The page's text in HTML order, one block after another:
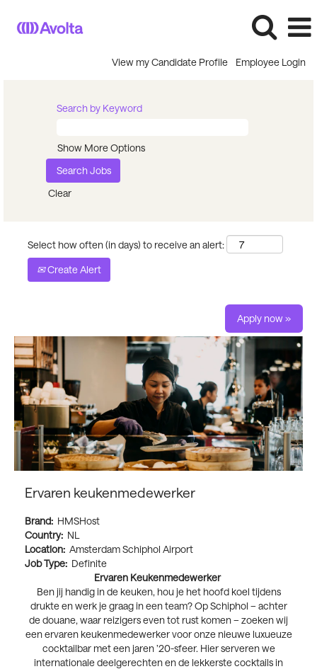
View my Candidate Profile Employee Login
Search by Keyword
Show More Options
Clear
Select how often (in days) to receive an alert:
Create Alert
Apply now »
Ervaren keukenmedewerker
Brand: HMSHost
Country: NL
Location: Amsterdam Schiphol Airport
Job Type: Definite
Ervaren Keukenmedewerker
Ben jij handig in de keuken, hou je het hoofd koel tijdens
drukte en werk je graag in een team? Op Schiphol – achter
de douane, waar reizigers even tot rust komen – zoeken wij
een ervaren keukenmedewerker voor onze nieuwe luxueuze
cocktailbar met een jaren ’20-sfeer. Hier serveren we
internationale deelgerechten en de lekkerste cocktails in